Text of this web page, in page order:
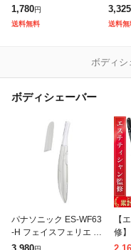
ケットカッター 日本
製 電池式 水洗い 眉毛
1,780円
送料無料
顔用
オレ
3,325
送料無
ボディシ
ボディシェーバー
パナソニック ES-WF63
-H フェイスフェリエ 顔
用ウブ毛ケア グレー
【
修
ン